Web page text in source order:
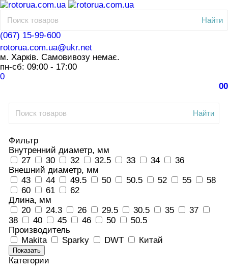
Найти
(067) 15-99-600
rotorua.com.ua@ukr.net
м. Харків. Самовивозу немає.
пн-сб: 09:00 - 17:00
0
00
Найти
Фильтр
Внутренний диаметр, мм
27
30 32 32.5 33 34
36
Внешний диаметр, мм
43
44 49.5 50 50.5 52 55
58
60
61
62
Длина, мм
20
24.3 26 29.5 30.5 35
37
38
40 45 46 50
50.5
Производитель
Makita
Sparky DWT Китай
Показать
Категории